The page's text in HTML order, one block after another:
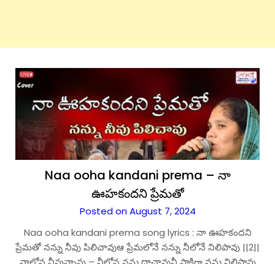
Naa ooha kandani prema – నా
ఊహకందని ప్రేమతో
Posted on August 7, 2024
Naa ooha kandani prema song lyrics : నా ఊహకందని
ప్రేమతో నన్ను నీవు పిలిచావుఆ ప్రేమలోనే నన్ను నీలోనే నిలిపావు ||2||